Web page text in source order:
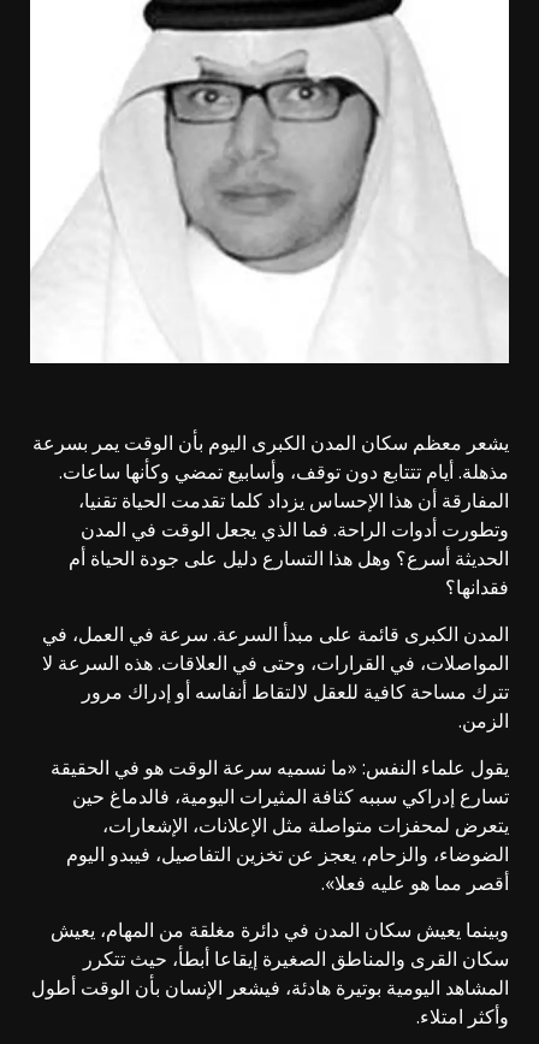
يشعر معظم سكان المدن الكبرى اليوم بأن الوقت يمر بسرعة
مذهلة. أيام تتتابع دون توقف، وأسابيع تمضي وكأنها ساعات.
المفارقة أن هذا الإحساس يزداد كلما تقدمت الحياة تقنيا،
وتطورت أدوات الراحة. فما الذي يجعل الوقت في المدن
الحديثة أسرع؟ وهل هذا التسارع دليل على جودة الحياة أم
فقدانها؟
المدن الكبرى قائمة على مبدأ السرعة. سرعة في العمل، في
المواصلات، في القرارات، وحتى في العلاقات. هذه السرعة لا
تترك مساحة كافية للعقل لالتقاط أنفاسه أو إدراك مرور
الزمن.
يقول علماء النفس: «ما نسميه سرعة الوقت هو في الحقيقة
تسارع إدراكي سببه كثافة المثيرات اليومية، فالدماغ حين
يتعرض لمحفزات متواصلة مثل الإعلانات، الإشعارات،
الضوضاء، والزحام، يعجز عن تخزين التفاصيل، فيبدو اليوم
أقصر مما هو عليه فعلا».
وبينما يعيش سكان المدن في دائرة مغلقة من المهام، يعيش
سكان القرى والمناطق الصغيرة إيقاعا أبطأ، حيث تتكرر
المشاهد اليومية بوتيرة هادئة، فيشعر الإنسان بأن الوقت أطول
وأكثر امتلاء.